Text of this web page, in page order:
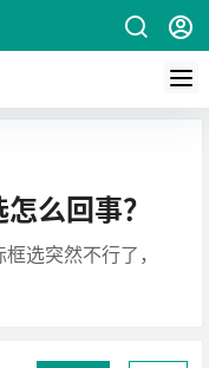
么回事？
选突然不行了，